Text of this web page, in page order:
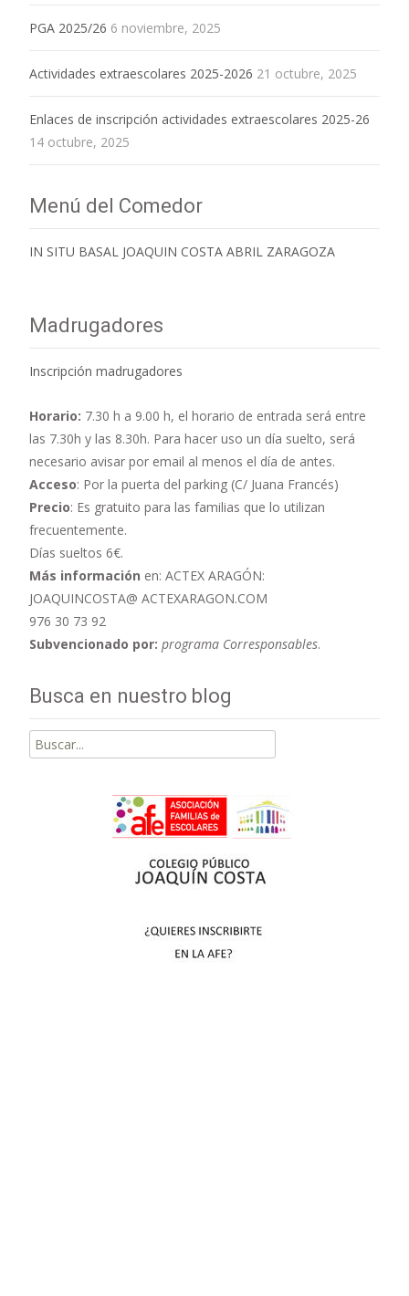
PGA 2025/26 6 noviembre, 2025
Actividades extraescolares 2025-2026 21 octubre, 2025
Enlaces de inscripción actividades extraescolares 2025-26
14 octubre, 2025
Menú del Comedor
IN SITU BASAL JOAQUIN COSTA ABRIL ZARAGOZA
Madrugadores
Inscripción madrugadores
Horario: 7.30 h a 9.00 h, el horario de entrada será entre
las 7.30h y las 8.30h. Para hacer uso un día suelto, será
necesario avisar por email al menos el día de antes.
Acceso: Por la puerta del parking (C/ Juana Francés)
Precio: Es gratuito para las familias que lo utilizan
frecuentemente.
Días sueltos 6€.
Más información en: ACTEX ARAGÓN:
JOAQUINCOSTA@ ACTEXARAGON.COM
976 30 73 92
Subvencionado por: programa Corresponsables.
Busca en nuestro blog
Buscar
por: